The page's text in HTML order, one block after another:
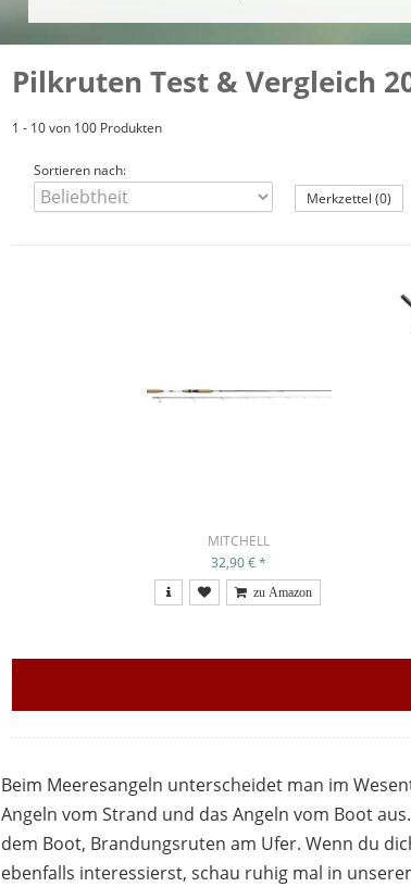
Pilkruten Test & Vergleich
1 - 10 von 100 Produkten
Sortieren nach:
Merkzettel (0)
MITCHELL
32,90 €*
Beim Meeresangeln unterscheidet man im
Angeln vom Strand und das Angeln vom Boot
dem Boot, Brandungsruten am Ufer. Wenn du
ebenfalls interessierst, schau ruhig mal in